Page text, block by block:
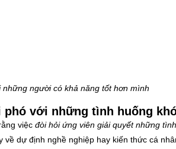
người có khả năng tốt hơn mình
với những tình huống
việc đòi hỏi ứng viên giải quyết những
dự định nghề nghiệp hay kiến thức cá